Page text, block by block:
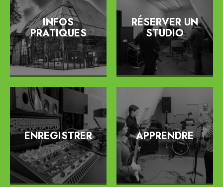
INFOS
PRATIQUES
RÉSERVER UN
STUDIO
ENREGISTRER APPRENDRE